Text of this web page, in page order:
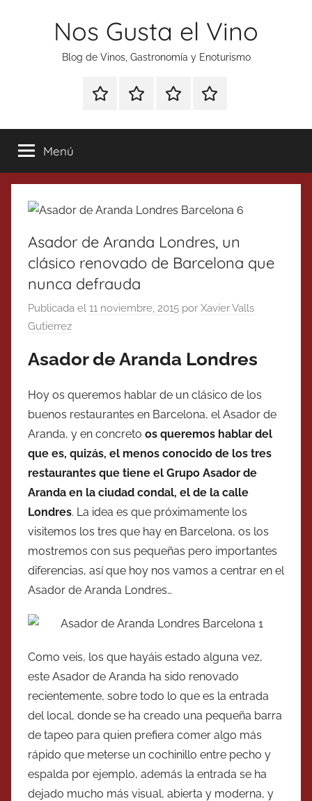
Nos Gusta el Vino
Blog de Vinos, Gastronomía y Enoturismo
Especial
Tonics
Enoturismo
Gastronomía
RankingContacto
Menú
Asador de Aranda Londres, un
clásico renovado de Barcelona que
nunca defrauda
Publicada el 11 noviembre, 2015 por Xavier Valls
Gutierrez
Asador de Aranda Londres
Hoy os queremos hablar de un clásico de los
buenos restaurantes en Barcelona, el Asador de
Aranda, y en concreto os queremos hablar del
que es, quizás, el menos conocido de los tres
restaurantes que tiene el Grupo Asador de
Aranda en la ciudad condal, el de la calle
Londres. La idea es que próximamente los
visitemos los tres que hay en Barcelona, os los
mostremos con sus pequeñas pero importantes
diferencias, así que hoy nos vamos a centrar en el
Asador de Aranda Londres…
Como veis, los que hayáis estado alguna vez,
este Asador de Aranda ha sido renovado
recientemente, sobre todo lo que es la entrada
del local, donde se ha creado una pequeña barra
de tapeo para quien prefiera comer algo más
rápido que meterse un cochinillo entre pecho y
espalda por ejemplo, además la entrada se ha
dejado mucho más visual, abierta y moderna, y